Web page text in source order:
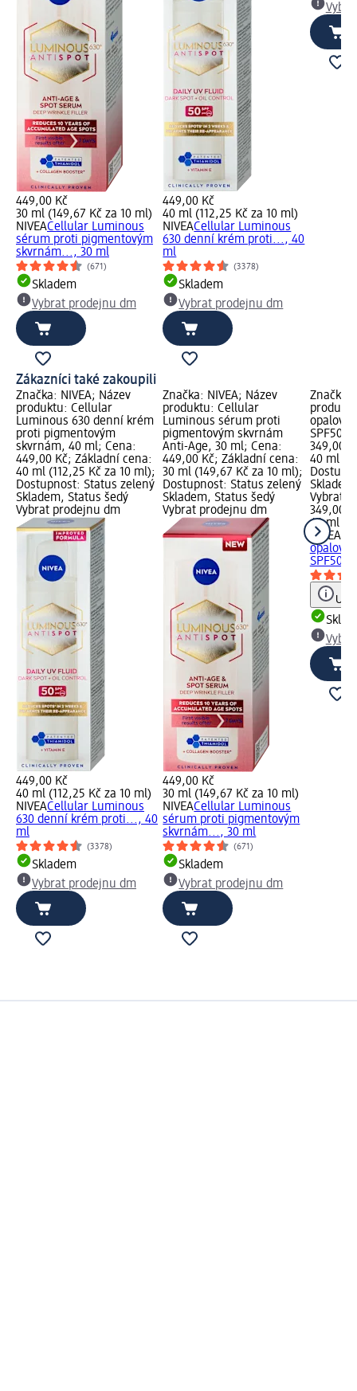
449,00 Kč
30 ml (149,67 Kč za 10 ml)
NIVEACellular Luminous
sérum proti pigmentovým
skvrnám..., 30 ml
(671)
Skladem
Vybrat prodejnu dm
449,00 Kč
40 ml (112,25 Kč za 10 ml)
NIVEACellular Luminous
630 denní krém proti..., 40
ml
(3378)
Skladem
Vybrat prodejnu dm
Zákazníci také zakoupili
Značka: NIVEA; Název
produktu: Cellular
Luminous 630 denní krém
proti pigmentovým
skvrnám, 40 ml; Cena:
449,00 Kč; Základní cena:
40 ml (112,25 Kč za 10 ml);
Dostupnost: Status zelený
Skladem, Status šedý
Vybrat prodejnu dm
449,00 Kč
40 ml (112,25 Kč za 10 ml)
NIVEACellular Luminous
630 denní krém proti..., 40
ml
(3378)
Skladem
Vybrat prodejnu dm
Značka: NIVEA; Název
produktu: Cellular
Luminous sérum proti
pigmentovým skvrnám
Anti-Age, 30 ml; Cena:
449,00 Kč; Základní cena:
30 ml (149,67 Kč za 10 ml);
Dostupnost: Status zelený
Skladem, Status šedý
Vybrat prodejnu dm
449,00 Kč
30 ml (149,67 Kč za 10 ml)
NIVEACellular Luminous
sérum proti pigmentovým
skvrnám..., 30 ml
(671)
Skladem
Vybrat prodejnu dm
Značka:
349,00
40 ml
Vybrat
349,00
40 ml
NIVEA